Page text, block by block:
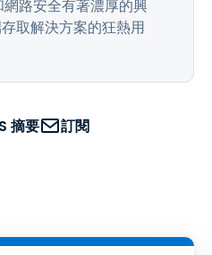
路安全有著濃厚的興
取解決方案的狂熱用
摘要 訂閱